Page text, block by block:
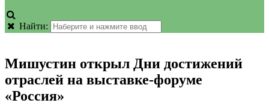
Найти:
Мишустин открыл Дни достижений
отраслей на выставке-форуме
«Россия»